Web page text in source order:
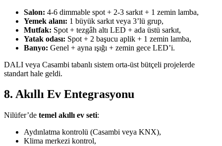
Salon: 4-6 dimmable spot + 2-3 sarkıt + 1 zemin lamba,
Yemek alanı: 1 büyük sarkıt veya 3’lü grup,
Mutfak: Spot + tezgâh altı LED + ada üstü sarkıt,
Yatak odası: Spot + 2 başucu aplik + 1 zemin lamba,
Banyo: Genel + ayna ışığı + zemin gece LED’i.
DALI veya Casambi tabanlı sistem orta-üst bütçeli projelerde
standart hale geldi.
8. Akıllı Ev Entegrasyonu
Nilüfer’de temel akıllı ev seti:
Aydınlatma kontrolü (Casambi veya KNX),
Klima merkezi kontrol,